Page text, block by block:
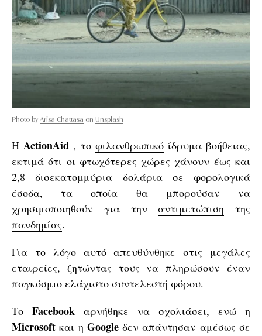
Photo by Arisa Chattasa on Unsplash
ΗActionAid , το φιλανθρωπικόίδρυμα βοήθειας,
εκτιμά ότι οι φτωχότερες χώρες χάνουν έως και
2,8 δισεκατομμύρια δολάρια σε φορολογικά
έσοδα, τα οποία θα μπορούσαν να
χρησιμοποιηθούν για τηναντιμετώπιση της
πανδημίας.
Για το λόγο αυτό απευθύνθηκε στις μεγάλες
εταιρείες, ζητώντας τους να πληρώσουν έναν
παγκόσμιο ελάχιστο συντελεστή φόρου.
Το Facebook αρνήθηκε να σχολιάσει, ενώ η
Microsoft και η Googleδεν απάντησαν αμέσως σε